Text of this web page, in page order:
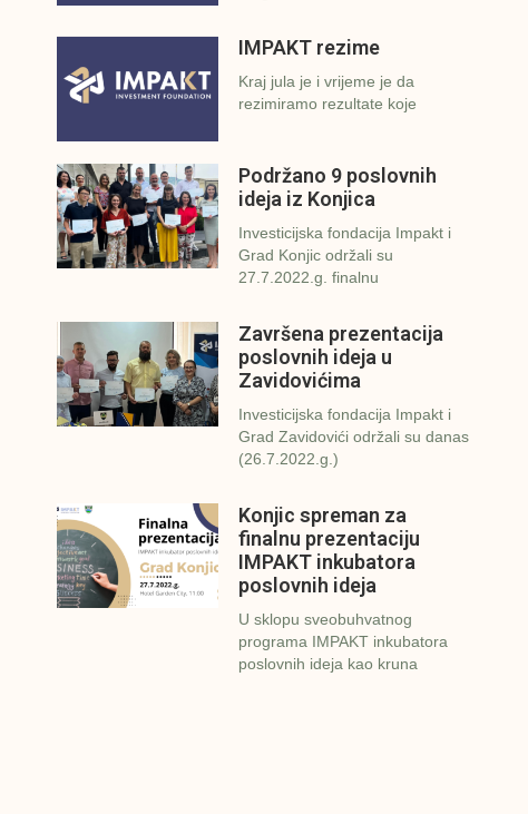
IMPAKT rezime
Kraj jula je i vrijeme je da
rezimiramo rezultate koje
Podržano 9 poslovnih
ideja iz Konjica
Investicijska fondacija Impakt i
Grad Konjic održali su
27.7.2022.g. finalnu
Završena prezentacija
poslovnih ideja u
Zavidovićima
Investicijska fondacija Impakt i
Grad Zavidovići održali su danas
(26.7.2022.g.)
Konjic spreman za
finalnu prezentaciju
IMPAKT inkubatora
poslovnih ideja
U sklopu sveobuhvatnog
programa IMPAKT inkubatora
poslovnih ideja kao kruna